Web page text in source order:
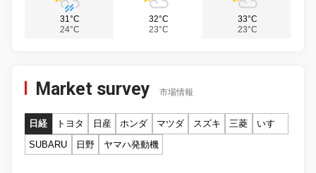
31°C
24°C
32°C
23°C
33°C
23°C
Market survey 市場情報
日経 トヨタ 日産 ホンダ マツダ スズキ 三菱
いすゞ
SUBARU
日野 ヤマハ発動機